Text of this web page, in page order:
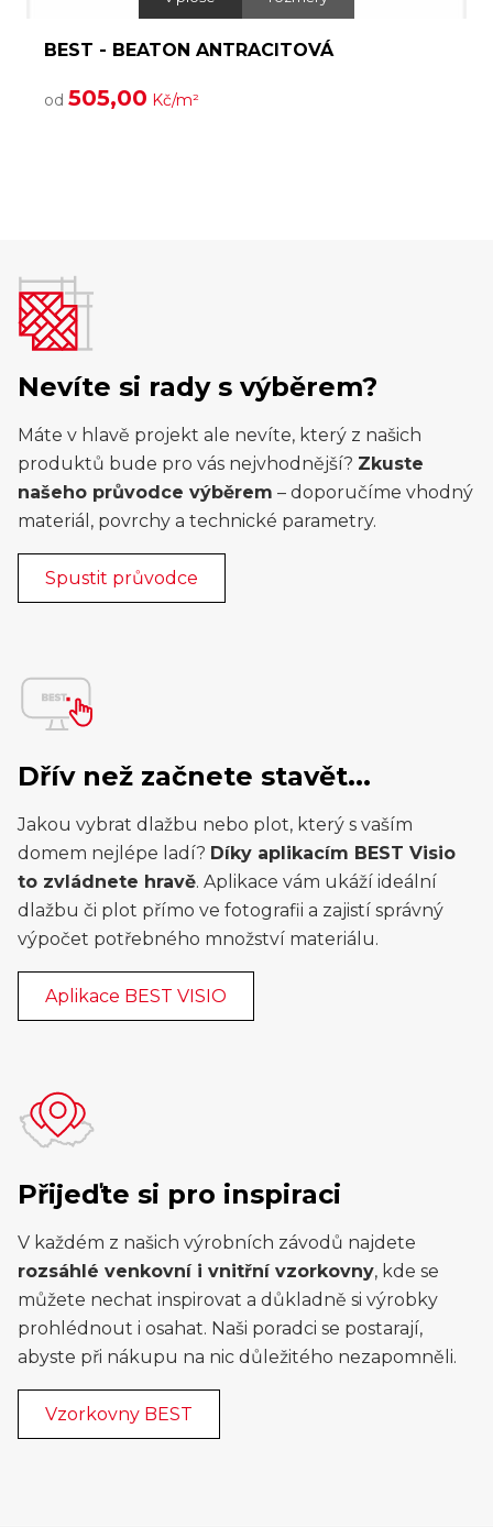
BEST - BEATON ANTRACITOVÁ
od 505,00 Kč/m²
Nevíte si rady s výběrem?
Máte v hlavě projekt ale nevíte, který z našich
produktů bude pro vás nejvhodnější? Zkuste
našeho průvodce výběrem – doporučíme vhodný
materiál, povrchy a technické parametry.
Spustit průvodce
Dřív než začnete stavět...
Jakou vybrat dlažbu nebo plot, který s vaším
domem nejlépe ladí? Díky aplikacím BEST Visio
to zvládnete hravě. Aplikace vám ukáží ideální
dlažbu či plot přímo ve fotografii a zajistí správný
výpočet potřebného množství materiálu.
Aplikace BEST VISIO
Přijeďte si pro inspiraci
V každém z našich výrobních závodů najdete
rozsáhlé venkovní i vnitřní vzorkovny, kde se
můžete nechat inspirovat a důkladně si výrobky
prohlédnout i osahat. Naši poradci se postarají,
abyste při nákupu na nic důležitého nezapomněli.
Vzorkovny BEST